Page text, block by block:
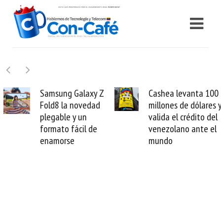
Samsung Galaxy Z
Fold8 la novedad
plegable y un
formato fácil de
enamorse
Cashea levanta 100
millones de dólares y
valida el crédito del
venezolano ante el
mundo